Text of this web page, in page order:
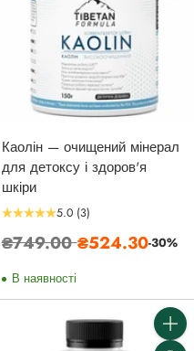
Каолін — очищений мінерал
для детоксу і здоров'я
шкіри
5.0 (3)
Звичайна
₴749.00₴524.30-30%
В наявності